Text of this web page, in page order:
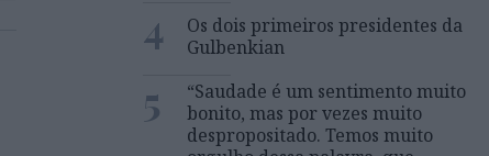
4
Os dois primeiros presidentes da
Gulbenkian
5
“Saudade é um sentimento muito
bonito, mas por vezes muito
despropositado. Temos muito